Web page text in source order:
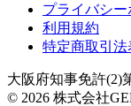
プライバシー
利用規約
特定商取引法
大阪府知事免許(2)
© 2026 株式会社